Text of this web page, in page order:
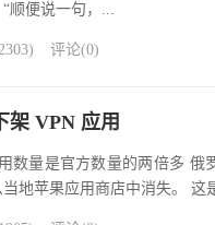
顺便说一句，...
评论(0)
架 VPN 应用
数量是官方数量的两倍多 俄
地苹果应用商店中消失。 这